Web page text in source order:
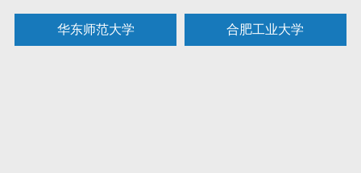
华东师范大学 合肥工业大学